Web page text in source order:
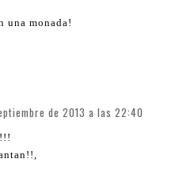
una monada!
de 2013 a las 22:40